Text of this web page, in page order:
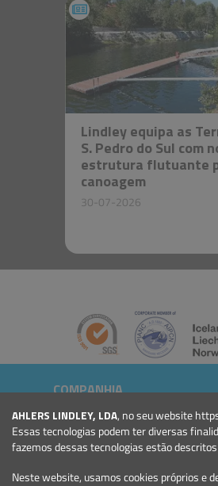
AHLERS LINDLEY, LDA, no seu website
Essas tecnologias podem ter diversas
fazemos dessas tecnologias estão
Neste website, usamos cookies próprios e
Lindley equipa as
S. Pedro do Sul com
estrutura flutuante
canoagem
30-07-2026
COMPANHIA
Quem somos
Notícias
Eventos